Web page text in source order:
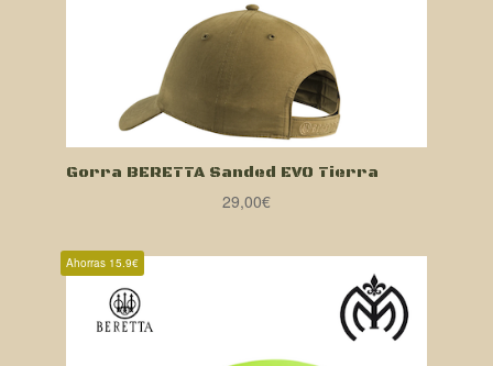
Gorra BERETTA Sanded EVO Tierra
29,00€
Ahorras 15.9€